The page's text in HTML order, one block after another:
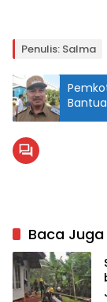
Penulis: Salma
Baca Juga